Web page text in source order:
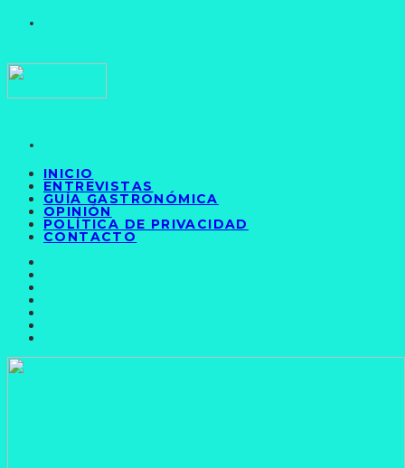
INICIO
ENTREVISTAS
GUÍA GASTRONÓMICA
OPINIÓN
POLÍTICA DE PRIVACIDAD
CONTACTO